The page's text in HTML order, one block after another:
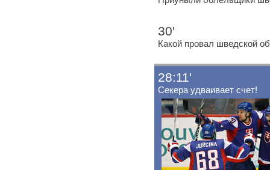
30'
Какой провал шведской
28:11'
Секера удваивает счет!